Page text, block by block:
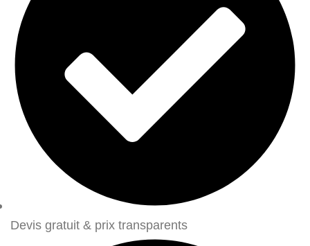
Devis gratuit & prix transparents